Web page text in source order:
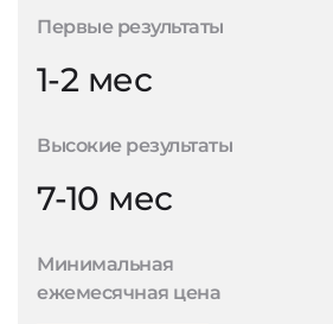
Первые результаты
1-2 мес
Высокие результаты
7-10 мес
Минимальная
ежемесячная цена